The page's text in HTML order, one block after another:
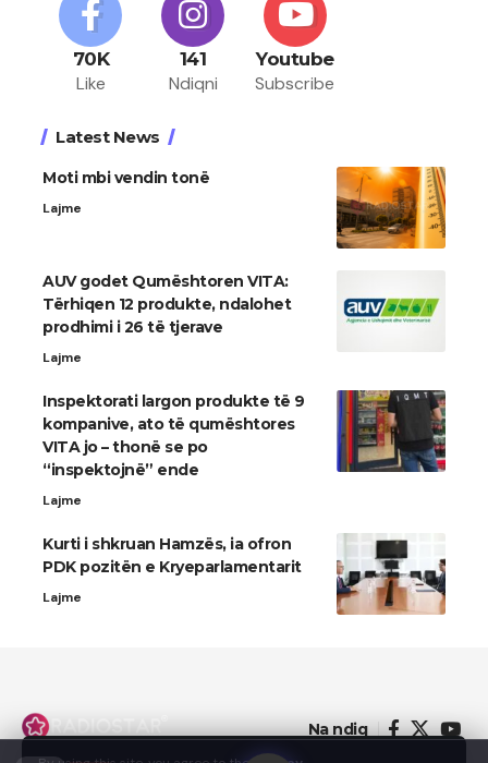
70K
Like
141
Ndiqni
Youtube
Subscribe
Latest News
Moti mbi vendin tonë
Lajme
AUV godet Qumështoren VITA:
Tërhiqen 12 produkte, ndalohet
prodhimi i 26 të tjerave
Lajme
Inspektorati largon produkte të 9
kompanive, ato të qumështores
VITA jo – thonë se po
“inspektojnë” ende
Lajme
Kurti i shkruan Hamzës, ia ofron
PDK pozitën e Kryeparlamentarit
Lajme
Na ndiq